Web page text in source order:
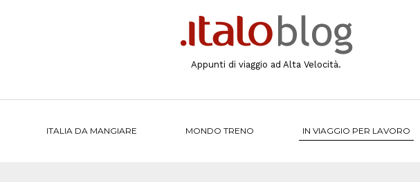
Appunti di viaggio ad Alta Velocità.
ITALIA DA MANGIARE MONDO TRENO IN VIAGGIO PER LAVORO